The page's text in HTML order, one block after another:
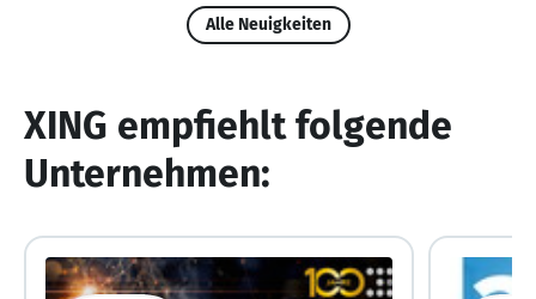
Alle Neuigkeiten
XING empfiehlt folgende
Unternehmen: